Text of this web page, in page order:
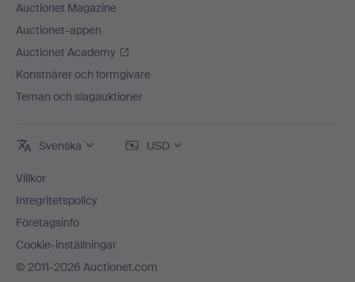
Auctionet Magazine
Auctionet-appen
Auctionet Academy
Konstnärer och formgivare
Teman och slagauktioner
Svenska USD
Villkor
Integritetspolicy
Företagsinfo
Cookie-inställningar
© 2011-2026 Auctionet.com